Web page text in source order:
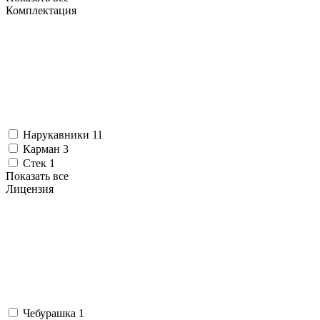
Комплектация
Нарукавники 11
Карман 3
Стек 1
Показать все
Лицензия
Чебурашка 1